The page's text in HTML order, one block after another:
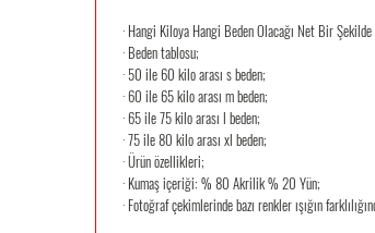
· Hangi Kiloya Hangi Beden Olacağı Net Bir Şekilde
· Beden tablosu;
· 50 ile 60 kilo arası s beden;
· 60 ile 65 kilo arası m beden;
· 65 ile 75 kilo arası l beden;
· 75 ile 80 kilo arası xl beden;
· Ürün özellikleri;
· Kumaş içeriği: % 80 Akrilik % 20 Yün;
· Fotoğraf çekimlerinde bazı renkler ışığın